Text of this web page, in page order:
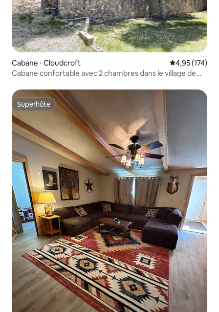
Cabane ⋅ Cloudcroft Évaluation
4,95 (174)
Cabane confortable avec 2 chambres dans le village de
Superhôte
Superhôte